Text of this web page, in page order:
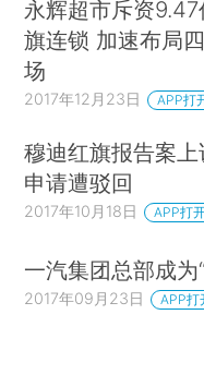
永辉超市斥资
旗连锁 加速布局
场
2017年12月23日 APP打
穆迪红旗报告案
申请遭驳回
2017年10月18日 APP打
一汽集团总部成为
2017年09月23日 APP打